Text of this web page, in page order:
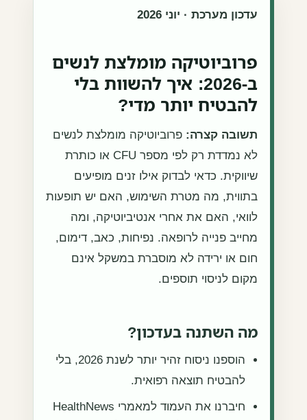
עדכון מערכת · יוני 2026
פרוביוטיקה מומלצת לנשים
ב-2026: איך להשוות בלי
להבטיח יותר מדי?
תשובה קצרה: פרוביוטיקה מומלצת לנשים
לא נמדדת רק לפי מספר CFU או כותרת
שיווקית. כדאי לבדוק אילו זנים מופיעים
בתווית, מה מטרת השימוש, האם יש תופעות
לוואי, האם את אחרי אנטיביוטיקה, ומה
מחייב פנייה לרופאה. נפיחות, כאב, דימום,
חום או ירידה לא מוסברת במשקל אינם
מקום לניסוי תוספים.
מה השתנה בעדכון?
הוספנו ניסוח זהיר יותר לשנת 2026, בלי
להבטיח תוצאה רפואית.
חיברנו את העמוד למאמרי HealthNews